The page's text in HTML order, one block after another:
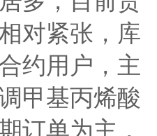
对紧张，库
约用户，主
甲基丙烯酸
订单为主，